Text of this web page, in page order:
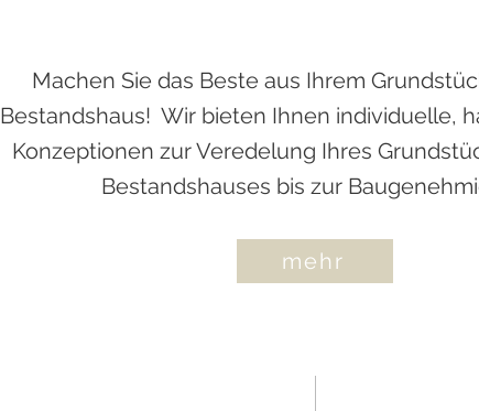
Machen Sie das Beste aus Ihrem
Bestandshaus! Wir bieten Ihnen individuelle,
Konzeptionen zur Veredelung Ihres
Bestandshauses bis zur
mehr